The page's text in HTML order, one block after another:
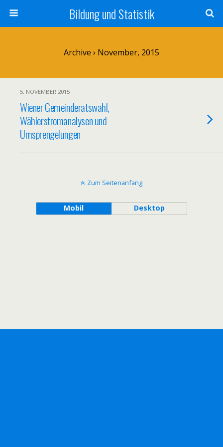
Bildung und Statistik
Archive › November, 2015
5. NOVEMBER 2015
Wiener Gemeinderatswahl,
Wählerstromanalysen und
Umsprengelungen
Zum Seitenanfang
Mobil Desktop